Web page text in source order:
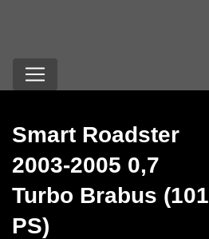
Smart Roadster
2003-2005 0,7
Turbo Brabus (101
PS)